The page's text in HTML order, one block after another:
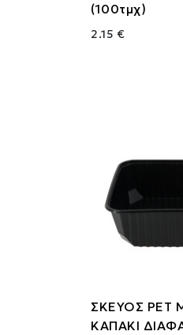
(100τμχ)
2.15 €
ΣΚΕΥΟΣ PET
ΚΑΠΑΚΙ